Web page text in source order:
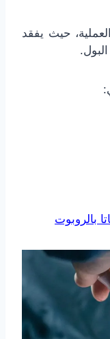
حيث يفقد
بالروبوت